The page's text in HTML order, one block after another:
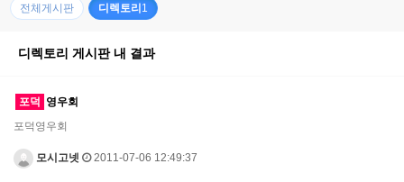
전체게시판 디렉토리1
디렉토리 게시판 내 결과
포덕 영우회
포덕영우회
모시고넷 2011-07-06 12:49:37